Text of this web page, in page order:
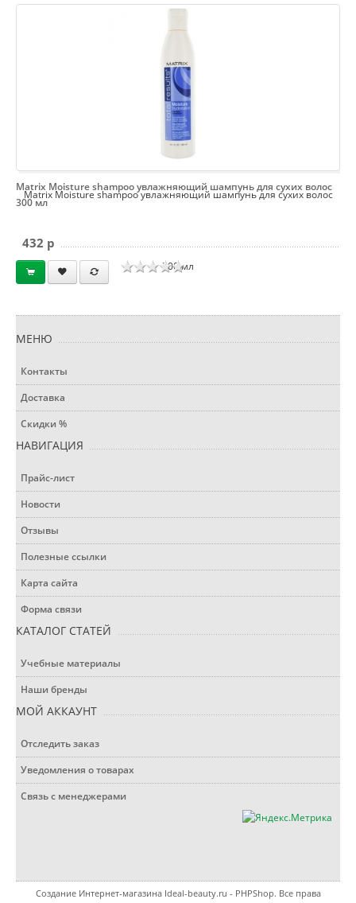
Matrix Moisture shampoo увлажняющий шампунь для сухих волос
300 мл
Matrix Moisture shampoo увлажняющий шампунь для сухих волос
300 мл
432 p
МЕНЮ
Контакты
Доставка
Скидки %
НАВИГАЦИЯ
Прайс-лист
Новости
Отзывы
Полезные ссылки
Карта сайта
Форма связи
КАТАЛОГ СТАТЕЙ
Учебные материалы
Наши бренды
МОЙ АККАУНТ
Отследить заказ
Уведомления о товарах
Связь с менеджерами
Создание Интернет-магазинаIdeal-beauty.ru - PHPShop. Все права